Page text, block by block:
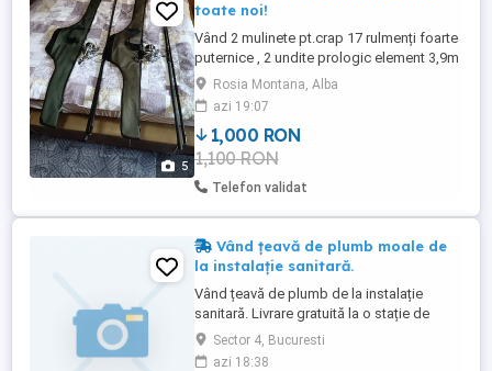
5
toate noi!
Vând 2 mulinete pt.crap 17 rulmenți foarte
puternice , 2 undite prologic element 3,9m
,3,5 lb, 2 huse originale prologic toate noi!
Betele se vând împreună cu huse!Preț
1000 lei ,pt.mai multe detalii sunați la
numărul de telefon !
Rosia Montana, Alba
azi 19:07
1,000 RON
1,100 RON
Telefon validat
Vând țeavă de plumb moale de
la instalație sanitară.
Vând țeavă de plumb de la instalație
sanitară. Livrare gratuită la o stație de
metrou. Trimit poze pe Whatsapp. 15 lei /
kg.
Sector 4, Bucuresti
azi 18:38